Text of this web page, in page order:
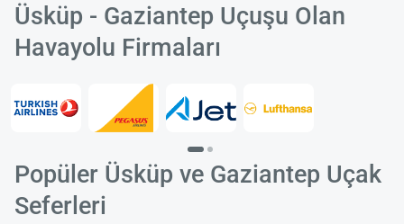
Üsküp - Gaziantep Uçuşu Olan
Havayolu Firmaları
Popüler Üsküp ve Gaziantep Uçak
Seferleri